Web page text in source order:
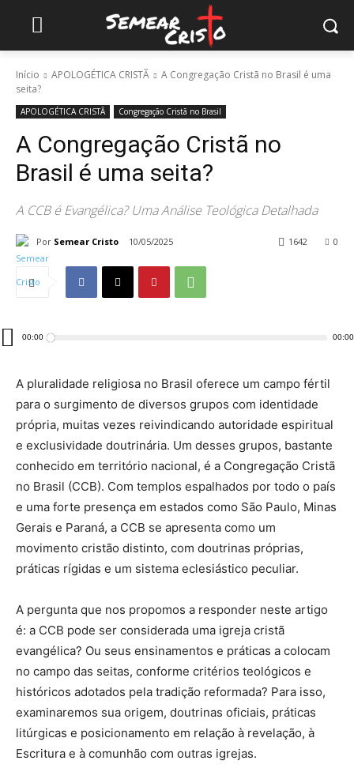
Início APOLOGÉTICA CRISTÃ
A Congregação Cristã no Brasil é uma
seita?
APOLOGÉTICA CRISTÃ Congregação Cristã no Brasil
A Congregação Cristã no
Brasil é uma seita?
A CCB é Evangélica? Uma Análise Teológica Detalhada
Por Semear Cristo 10/05/2025 0
1642
Tocador
de
00:00 00:00
A pluralidade religiosa no Brasil oferece um campo fértil
para o surgimento de diversos grupos com identidade
própria, muitas vezes reivindicando autoridade espiritual
e exclusividade doutrinária. Um desses grupos, bastante
conhecido em território nacional, é a Congregação Cristã
no Brasil (CCB). Com templos espalhados por todo o país
e uma forte presença em estados como São Paulo, Minas
Gerais e Paraná, a CCB se apresenta como um
movimento cristão distinto, com doutrinas próprias,
práticas rígidas e um sistema eclesiástico peculiar.
A pergunta que nos propomos a responder neste artigo
é: a CCB pode ser considerada uma igreja cristã
evangélica? Ou seus ensinamentos e práticas a colocam
no campo das seitas, conforme critérios teológicos e
históricos adotados pela tradição reformada? Para isso,
examinaremos sua origem, doutrinas oficiais, práticas
litúrgicas e posicionamento em relação à revelação, à
Escritura e à comunhão com outras igrejas.